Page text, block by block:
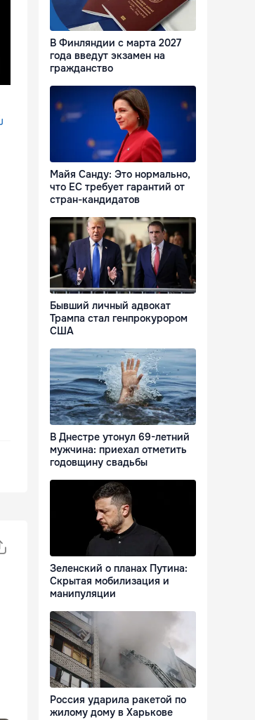
В Финляндии с марта 2027
года введут экзамен на
гражданство
Майя Санду: Это нормально,
что ЕС требует гарантий от
стран-кандидатов
Бывший личный адвокат
Трампа стал генпрокурором
США
В Днестре утонул 69-летний
мужчина: приехал отметить
годовщину свадьбы
Зеленский о планах Путина:
Скрытая мобилизация и
манипуляции
Россия ударила ракетой по
жилому дому в Харькове